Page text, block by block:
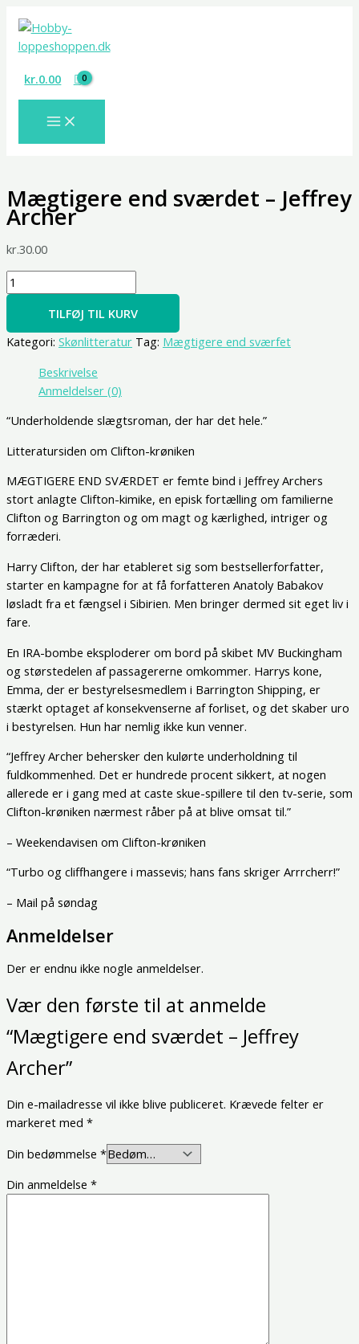
indholdet
kr.0.00
Mægtigere end sværdet – Jeffrey
Archer
kr.30.00
end
sværdet
Jeffrey
Archer
TILFØJ TIL KURV
Kategori: Skønlitteratur Tag: Mægtigere end sværfet
Beskrivelse
Anmeldelser (0)
“Underholdende slægtsroman, der har det hele.”
Litteratursiden om Clifton-krøniken
MÆGTIGERE END SVÆRDET er femte bind i Jeffrey Archers
stort anlagte Clifton-kimike, en episk fortælling om familierne
Clifton og Barrington og om magt og kærlighed, intriger og
forræderi.
Harry Clifton, der har etableret sig som bestsellerforfatter,
starter en kampagne for at få forfatteren Anatoly Babakov
løsladt fra et fængsel i Sibirien. Men bringer dermed sit eget liv i
fare.
En IRA-bombe eksploderer om bord på skibet MV Buckingham
og størstedelen af passagererne omkommer. Harrys kone,
Emma, der er bestyrelsesmedlem i Barrington Shipping, er
stærkt optaget af konsekvenserne af forliset, og det skaber uro
i bestyrelsen. Hun har nemlig ikke kun venner.
“Jeffrey Archer behersker den kulørte underholdning til
fuldkommenhed. Det er hundrede procent sikkert, at nogen
allerede er i gang med at caste skue-spillere til den tv-serie, som
Clifton-krøniken nærmest råber på at blive omsat til.”
– Weekendavisen om Clifton-krøniken
“Turbo og cliffhangere i massevis; hans fans skriger Arrrcherr!”
– Mail på søndag
Anmeldelser
Der er endnu ikke nogle anmeldelser.
Vær den første til at anmelde
“Mægtigere end sværdet – Jeffrey
Archer”
Din e-mailadresse vil ikke blive publiceret. Krævede felter er
markeret med *
Din bedømmelse *
Din anmeldelse *